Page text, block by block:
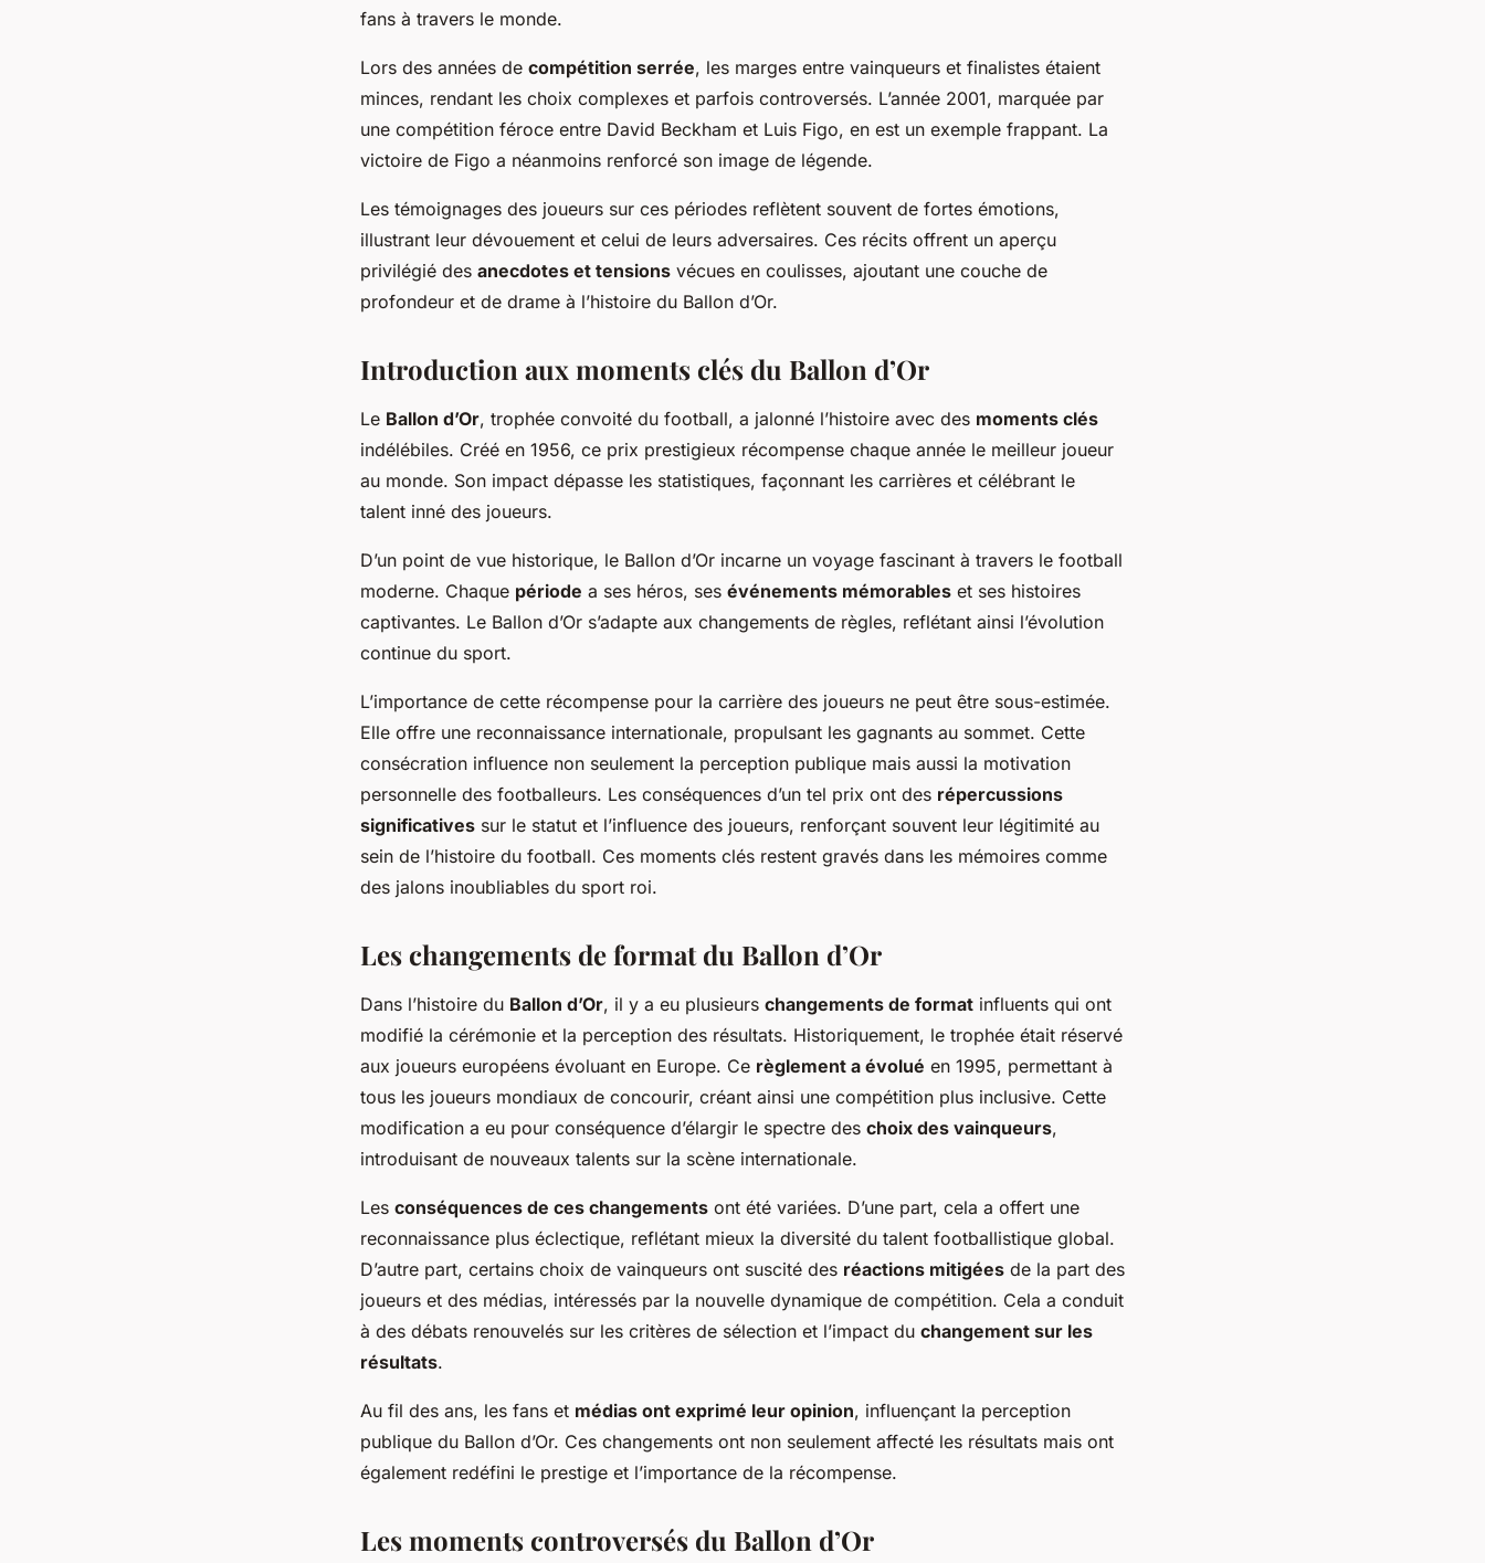
fans à travers le monde.
Lors des années de compétition serrée, les marges entre vainqueurs et finalistes étaient
minces, rendant les choix complexes et parfois controversés. L’année 2001, marquée par
une compétition féroce entre David Beckham et Luis Figo, en est un exemple frappant. La
victoire de Figo a néanmoins renforcé son image de légende.
Les témoignages des joueurs sur ces périodes reflètent souvent de fortes émotions,
illustrant leur dévouement et celui de leurs adversaires. Ces récits offrent un aperçu
privilégié des anecdotes et tensions vécues en coulisses, ajoutant une couche de
profondeur et de drame à l’histoire du Ballon d’Or.
Introduction aux moments clés du Ballon d’Or
Le Ballon d’Or, trophée convoité du football, a jalonné l’histoire avec des moments clés
indélébiles. Créé en 1956, ce prix prestigieux récompense chaque année le meilleur joueur
au monde. Son impact dépasse les statistiques, façonnant les carrières et célébrant le
talent inné des joueurs.
D’un point de vue historique, le Ballon d’Or incarne un voyage fascinant à travers le football
moderne. Chaque période a ses héros, ses événements mémorables et ses histoires
captivantes. Le Ballon d’Or s’adapte aux changements de règles, reflétant ainsi l’évolution
continue du sport.
L’importance de cette récompense pour la carrière des joueurs ne peut être sous-estimée.
Elle offre une reconnaissance internationale, propulsant les gagnants au sommet. Cette
consécration influence non seulement la perception publique mais aussi la motivation
personnelle des footballeurs. Les conséquences d’un tel prix ont des répercussions
significatives sur le statut et l’influence des joueurs, renforçant souvent leur légitimité au
sein de l’histoire du football. Ces moments clés restent gravés dans les mémoires comme
des jalons inoubliables du sport roi.
Les changements de format du Ballon d’Or
Dans l’histoire du Ballon d’Or, il y a eu plusieurs changements de format influents qui ont
modifié la cérémonie et la perception des résultats. Historiquement, le trophée était réservé
aux joueurs européens évoluant en Europe. Ce règlement a évolué en 1995, permettant à
tous les joueurs mondiaux de concourir, créant ainsi une compétition plus inclusive. Cette
modification a eu pour conséquence d’élargir le spectre des choix des vainqueurs,
introduisant de nouveaux talents sur la scène internationale.
Les conséquences de ces changements ont été variées. D’une part, cela a offert une
reconnaissance plus éclectique, reflétant mieux la diversité du talent footballistique global.
D’autre part, certains choix de vainqueurs ont suscité des réactions mitigées de la part des
joueurs et des médias, intéressés par la nouvelle dynamique de compétition. Cela a conduit
à des débats renouvelés sur les critères de sélection et l’impact du changement sur les
résultats.
Au fil des ans, les fans et médias ont exprimé leur opinion, influençant la perception
publique du Ballon d’Or. Ces changements ont non seulement affecté les résultats mais ont
également redéfini le prestige et l’importance de la récompense.
Les moments controversés du Ballon d’Or